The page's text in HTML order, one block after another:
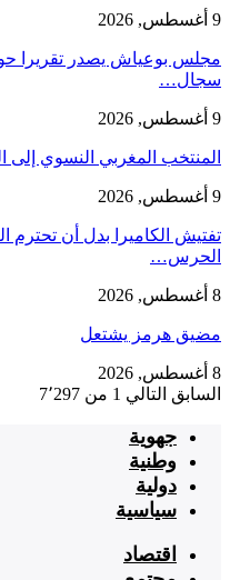
9 أغسطس, 2026
مجلس بوعياش يصدر تقريرا
سجال…
9 أغسطس, 2026
المنتخب المغربي النسوي إلى
9 أغسطس, 2026
تفتيش الكاميرا بدل أن
الحرس…
8 أغسطس, 2026
مضيق هرمز يشتعل
8 أغسطس, 2026
السابق التالي 1 من 7٬297
جهوية
وطنية
دولية
سياسية
اقتصاد